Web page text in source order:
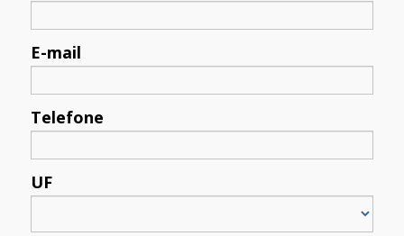
E-mail
Telefone
UF